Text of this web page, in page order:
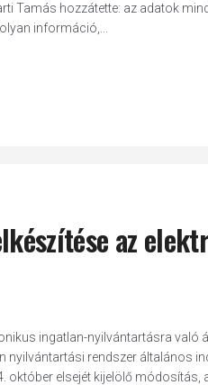
Tamás hozzátette: az adatok
információ,...
az
ingatlan-nyilvántartásra való
rendszer általános
október elsejét kijelölő